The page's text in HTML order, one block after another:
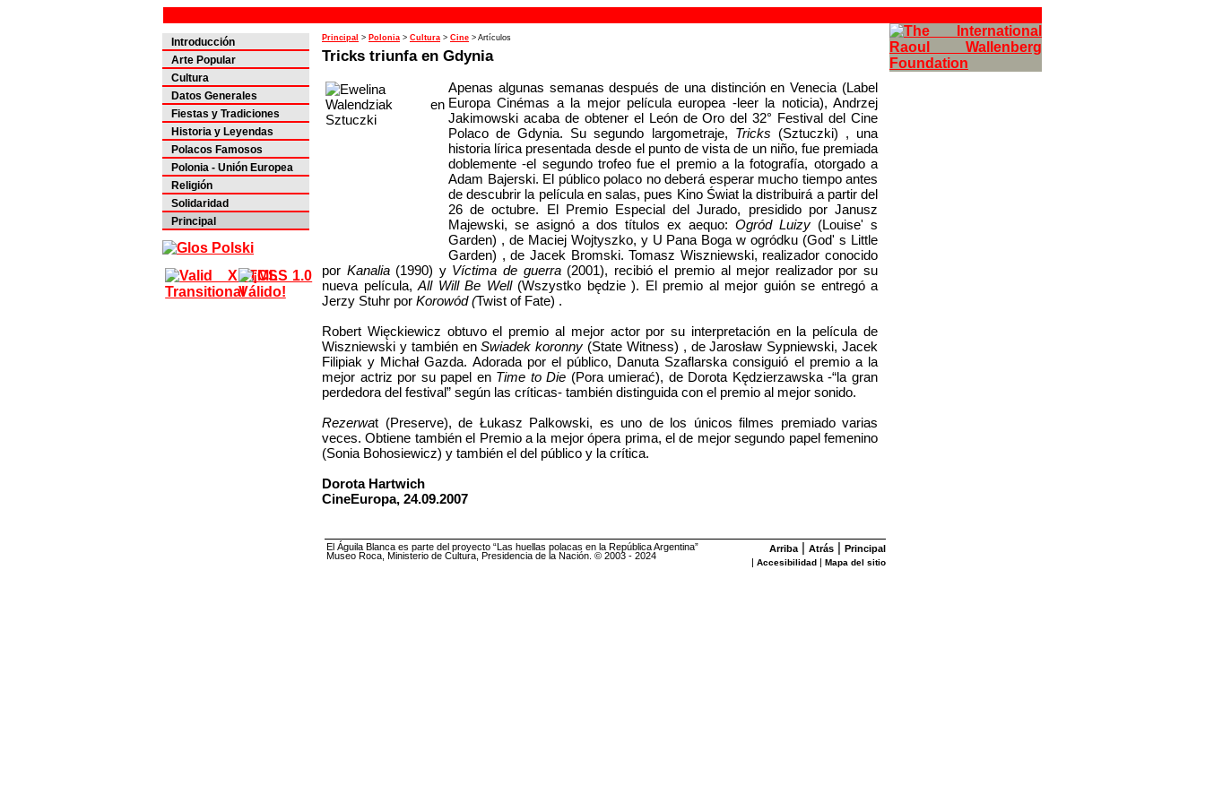
Introducción
Arte Popular
Cultura
Datos Generales
Fiestas y Tradiciones
Historia y Leyendas
Polacos Famosos
Polonia - Unión Europea
Religión
Solidaridad
Principal
Principal > Polonia > Cultura > Cine > Artículos
Tricks triunfa en Gdynia
Apenas algunas semanas después de una distinción en Venecia (Label
Europa Cinémas a la mejor película europea -leer la noticia), Andrzej
Jakimowski acaba de obtener el León de Oro del 32° Festival del Cine
Polaco de Gdynia. Su segundo largometraje, Tricks (Sztuczki) , una
historia lírica presentada desde el punto de vista de un niño, fue premiada
doblemente -el segundo trofeo fue el premio a la fotografía, otorgado a
Adam Bajerski. El público polaco no deberá esperar mucho tiempo antes
de descubrir la película en salas, pues Kino Świat la distribuirá a partir del
26 de octubre. El Premio Especial del Jurado, presidido por Janusz
Majewski, se asignó a dos títulos ex aequo: Ogród Luizy (Louise' s
Garden) , de Maciej Wojtyszko, y U Pana Boga w ogródku (God' s Little
Garden) , de Jacek Bromski. Tomasz Wiszniewski, realizador conocido
por Kanalia(1990) y Víctima de guerra(2001), recibió el premio al mejor realizador por su
nueva película, All Will Be Well(Wszystko będzie ). El premio al mejor guión se entregó a
Jerzy Stuhr por Korowód (Twist of Fate) .
Robert Więckiewicz obtuvo el premio al mejor actor por su interpretación en la película de
Wiszniewski y también enSwiadek koronny (State Witness) , de Jarosław Sypniewski, Jacek
Filipiak y Michał Gazda. Adorada por el público, Danuta Szaflarska consiguió el premio a la
mejor actriz por su papel en Time to Die (Pora umierać), de Dorota Kędzierzawska -“la gran
perdedora del festival” según las críticas- también distinguida con el premio al mejor sonido.
Rezerwat (Preserve), de Łukasz Palkowski, es uno de los únicos filmes premiado varias
veces. Obtiene también el Premio a la mejor ópera prima, el de mejor segundo papel femenino
(Sonia Bohosiewicz) y también el del público y la crítica.
Dorota Hartwich
CineEuropa, 24.09.2007
Arriba| Atrás| Principal
| Accesibilidad| Mapa del sitio
El Águila Blanca es parte del proyecto “Las huellas polacas en la República Argentina”
Museo Roca, Ministerio de Cultura, Presidencia de la Nación. © 2003 - 2024